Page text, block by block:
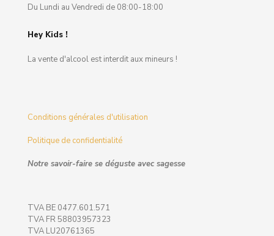
Du Lundi au Vendredi de 08:00-18:00
Hey Kids !
La vente d'alcool est interdit aux mineurs !
Conditions générales d'utilisation
Politique de confidentialité
Notre savoir-faire se déguste avec sagesse
TVA BE 0477.601.571
TVA FR 58803957323
TVA LU20761365